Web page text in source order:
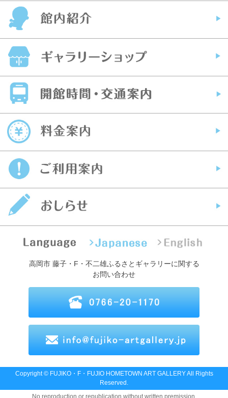
高岡市 藤子・F・不二雄ふるさとギャラリーに関する
お問い合わせ
Copyright © FUJIKO・F・FUJIO HOMETOWN ART GALLERY All Rights
Reserved.